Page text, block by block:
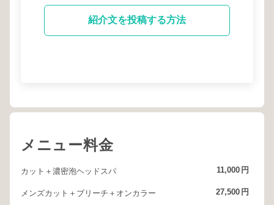
紹介文を投稿する方法
メニュー料金
カット＋濃密泡ヘッドスパ 11,000 円
メンズカット＋ブリーチ＋オンカラー 27,500 円